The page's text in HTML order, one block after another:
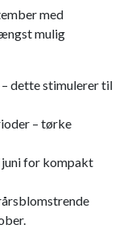
med
mulig
dette stimulerer til
– tørke
for kompakt